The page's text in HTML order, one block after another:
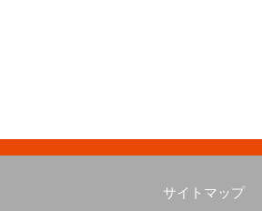
サイトマップ